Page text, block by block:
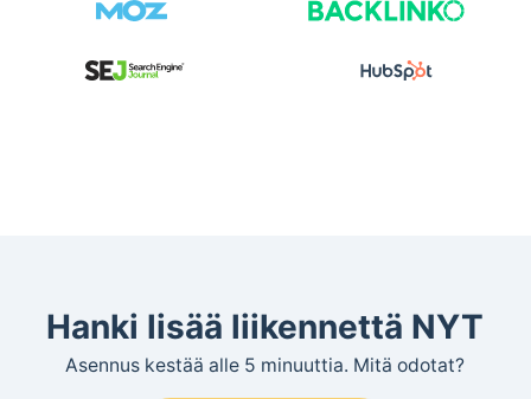
Hanki lisää liikennettä NYT
Asennus kestää alle 5 minuuttia. Mitä odotat?